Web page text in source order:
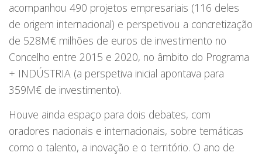
acompanhou 490 projetos empresariais (116 deles
de origem internacional) e perspetivou a concretização
de 528M€ milhões de euros de investimento no
Concelho entre 2015 e 2020, no âmbito do Programa
+ INDÚSTRIA (a perspetiva inicial apontava para
359M€ de investimento).
Houve ainda espaço para dois debates, com
oradores nacionais e internacionais, sobre temáticas
como o talento, a inovação e o território. O ano de